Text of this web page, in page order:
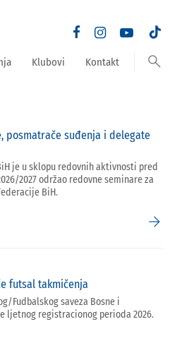
Klubovi Kontakt search
posmatrače suđenja i delegate
je u sklopu redovnih aktivnosti pred
2027 održao redovne seminare za
BiH.
arrow_forward
futsal takmičenja
Fudbalskog saveza Bosne i
ljetnog registracionog perioda 2026.